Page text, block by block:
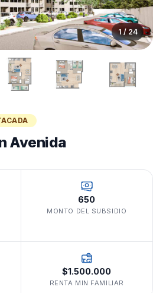
1 / 24
Avenida
650
MONTO DEL SUBSIDIO
$1.500.000
RENTA MIN FAMILIAR